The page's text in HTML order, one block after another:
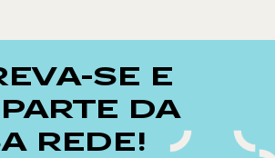
SE E
DA
REDE!